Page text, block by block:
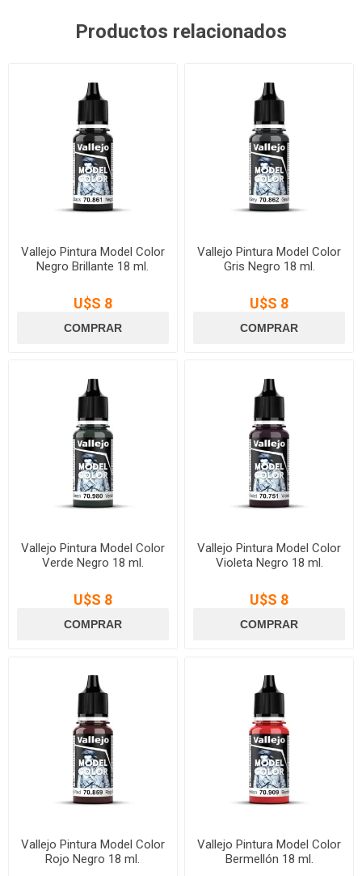
Productos relacionados
Vallejo Pintura Model Color
Negro Brillante 18 ml.
U$S 8
Vallejo Pintura Model Color
Gris Negro 18 ml.
U$S 8
Vallejo Pintura Model Color
Verde Negro 18 ml.
U$S 8
Vallejo Pintura Model Color
Violeta Negro 18 ml.
U$S 8
Vallejo Pintura Model Color
Rojo Negro 18 ml.
Vallejo Pintura Model Color
Bermellón 18 ml.